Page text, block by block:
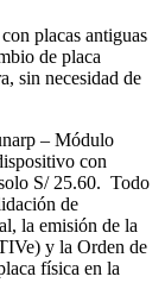
placas antiguas
de placa
sin necesidad de
– Módulo
con
S/ 25.60. Todo
de
la emisión de la
y la Orden de
física en la